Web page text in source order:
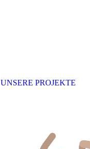
UNSERE PROJEKTE